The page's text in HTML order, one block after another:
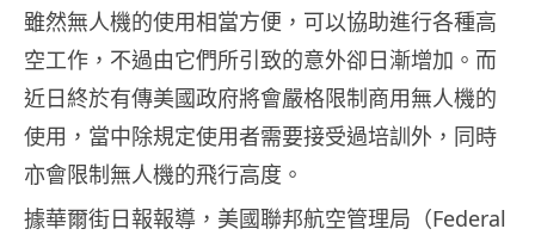
雖然無人機的使用相當方便，可以協助進行各種高
空工作，不過由它們所引致的意外卻日漸增加。而
近日終於有傳美國政府將會嚴格限制商用無人機的
使用，當中除規定使用者需要接受過培訓外，同時
亦會限制無人機的飛行高度。
據華爾街日報報導，美國聯邦航空管理局（Federal